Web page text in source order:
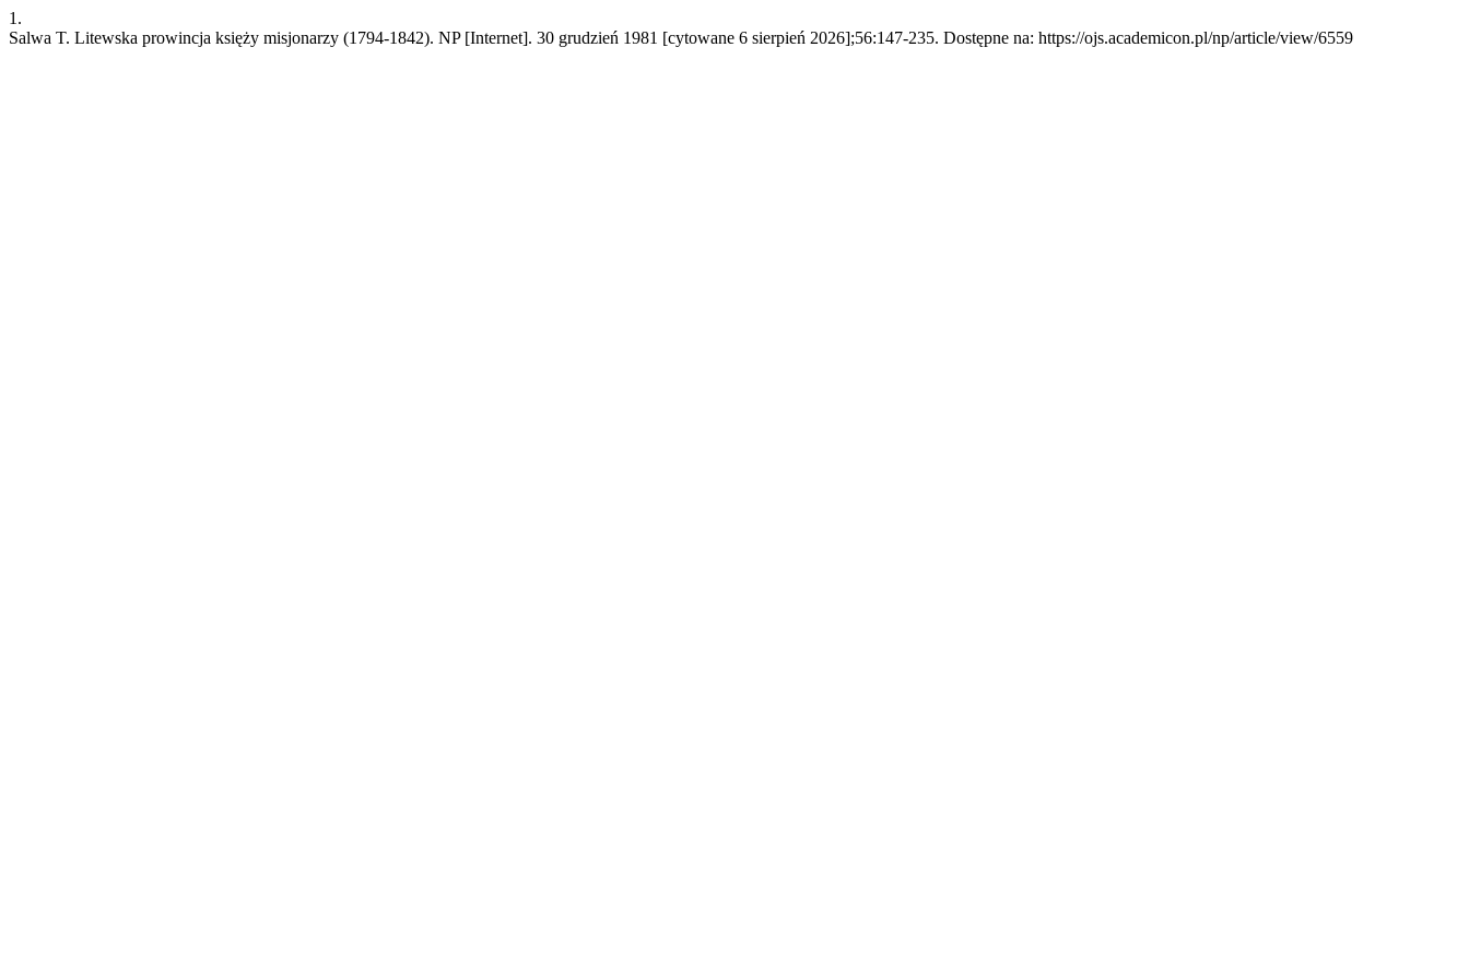
1.
Salwa T. Litewska prowincja księży misjonarzy (1794-1842). NP [Internet]. 30 grudzień 1981 [cytowane 6 sierpień 2026];56:147-235. Dostępne na: https://ojs.academicon.pl/np/article/view/6559